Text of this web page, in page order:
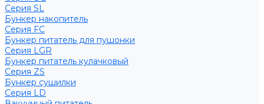
Серия SL
Бункер накопитель
Серия FC
Бункер питатель для пушонки
Серия LGR
Бункер питатель кулачковый
Серия ZS
Бункер сушилки
Серия LD